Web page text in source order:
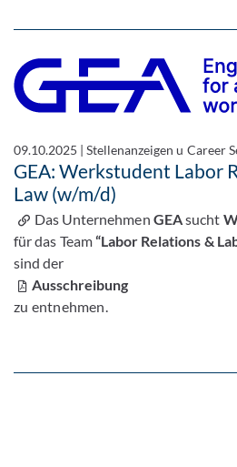
09.10.2025 |Stellenanzeigen u Career
GEA: Werkstudent Labor
Law (w/m/d)
Das Unternehmen GEAsucht
für das Team“Labor Relations &
sind der
Ausschreibung
zu entnehmen.